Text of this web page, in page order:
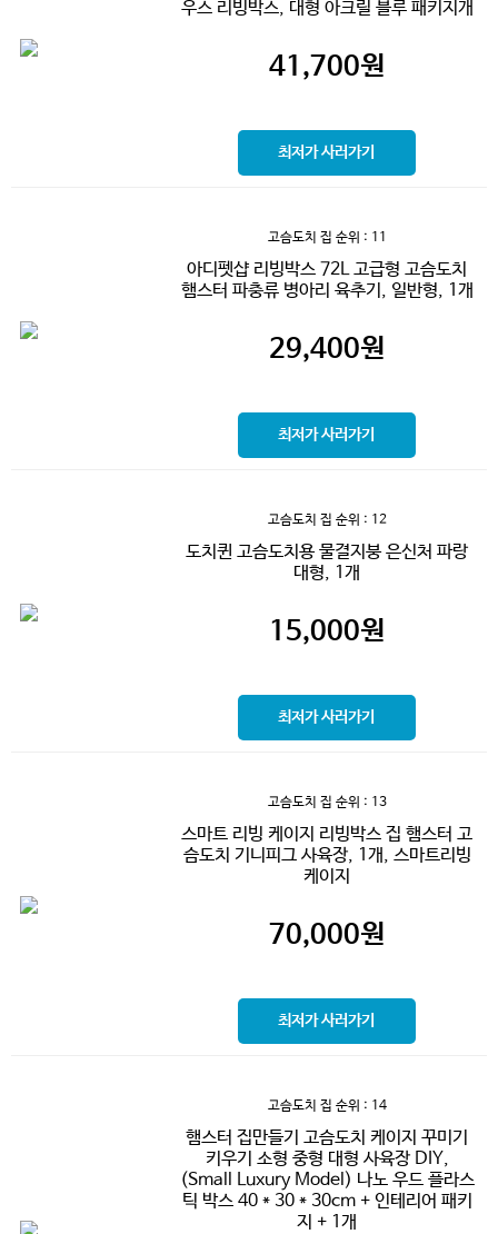
우스 리빙박스, 대형 아크릴 블루 패키지개
41,700원
최저가 사러가기
고슴도치 집 순위 : 11
아디펫샵 리빙박스 72L 고급형 고슴도치
햄스터 파충류 병아리 육추기, 일반형, 1개
29,400원
최저가 사러가기
고슴도치 집 순위 : 12
도치퀸 고슴도치용 물결지붕 은신처 파랑
대형, 1개
15,000원
최저가 사러가기
고슴도치 집 순위 : 13
스마트 리빙 케이지 리빙박스 집 햄스터 고
슴도치 기니피그 사육장, 1개, 스마트리빙
케이지
70,000원
최저가 사러가기
고슴도치 집 순위 : 14
햄스터 집만들기 고슴도치 케이지 꾸미기
키우기 소형 중형 대형 사육장 DIY,
(Small Luxury Model) 나노 우드 플라스
틱 박스 40 * 30 * 30cm + 인테리어 패키
지 + 1개